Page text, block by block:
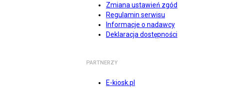
Zmiana ustawień zgód
Regulamin serwisu
Informacje o nadawcy
Deklaracja dostępności
PARTNERZY
E-kiosk.pl